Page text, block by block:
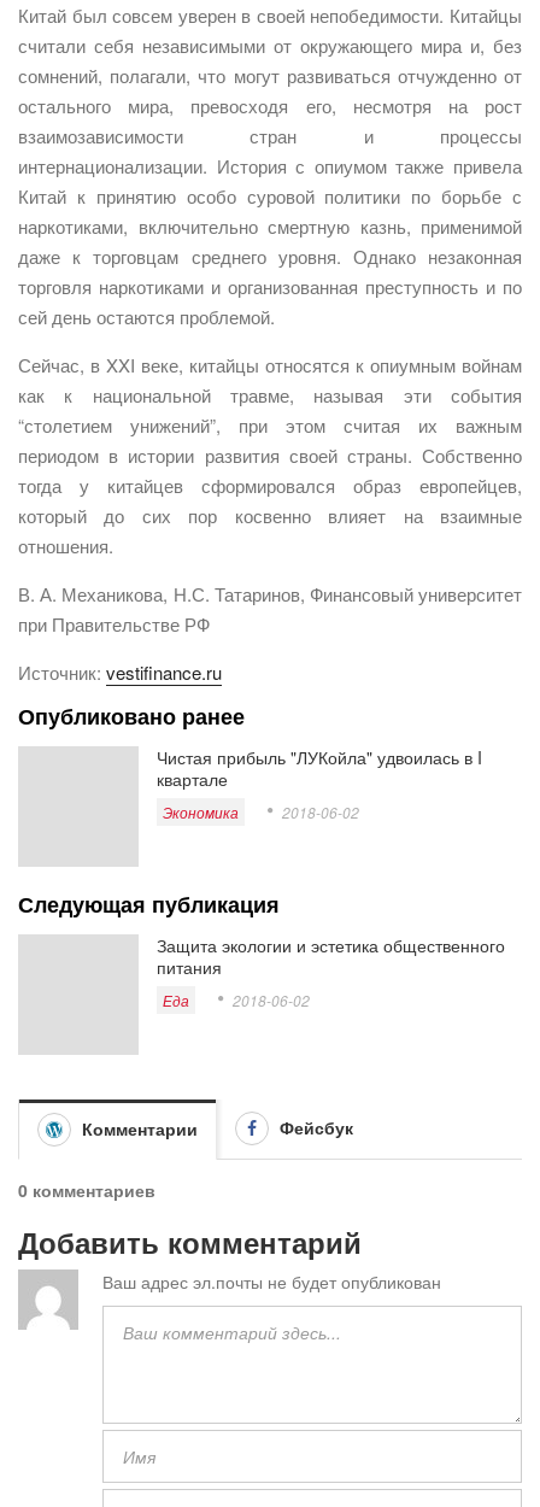
Китай был совсем уверен в своей непобедимости. Китайцы
считали себя независимыми от окружающего мира и, без
сомнений, полагали, что могут развиваться отчужденно от
остального мира, превосходя его, несмотря на рост
взаимозависимости стран и процессы
интернационализации. История с опиумом также привела
Китай к принятию особо суровой политики по борьбе с
наркотиками, включительно смертную казнь, применимой
даже к торговцам среднего уровня. Однако незаконная
торговля наркотиками и организованная преступность и по
сей день остаются проблемой.
Сейчас, в XXI веке, китайцы относятся к опиумным войнам
как к национальной травме, называя эти события
“столетием унижений”, при этом считая их важным
периодом в истории развития своей страны. Собственно
тогда у китайцев сформировался образ европейцев,
который до сих пор косвенно влияет на взаимные
отношения.
В. А. Механикова, Н.С. Татаринов, Финансовый университет
при Правительстве РФ
Источник: vestifinance.ru
Опубликовано ранее
Чистая прибыль "ЛУКойла" удвоилась в I
квартале
Экономика 2018-06-02
Следующая публикация
Защита экологии и эстетика общественного
питания
Еда 2018-06-02
Комментарии Фейсбук
0 комментариев
Добавить комментарий
Ваш адрес эл.почты не будет опубликован